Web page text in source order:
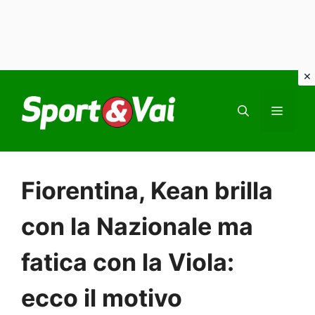
contenuto
Fiorentina, Kean brilla
con la Nazionale ma
fatica con la Viola:
ecco il motivo